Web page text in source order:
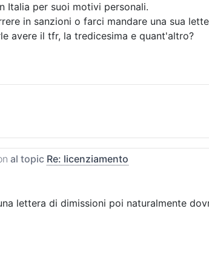
Italia per suoi motivi personali.
in sanzioni o farci mandare una sua
avere il tfr, la tredicesima e quant'altro?
al topic Re: licenziamento
lettera di dimissioni poi naturalmente